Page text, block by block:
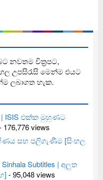
නවතම චිත්‍රපට,
උපසිරැසි මෙන්ම එයට
ලබාගත හැක.
| ISIS එක්ක මුහුණට
176,776 views
සිහිණය සහ පලිගැණීම [සිංහල
Sinhala Subtitles | අලුත
- 95,048 views